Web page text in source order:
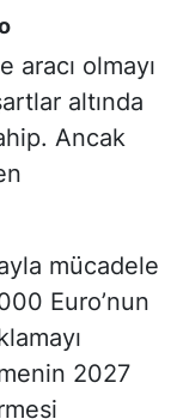
aracı olmayı
altında
Ancak
mücadele
Euro’nun
2027